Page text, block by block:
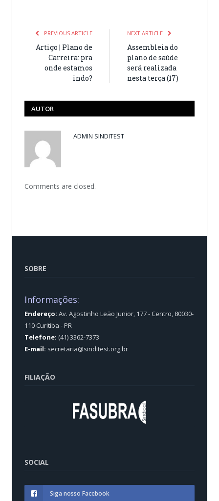
PREVIOUS ARTICLE
Artigo | Plano de
Carreira: pra
onde estamos
indo?
NEXT ARTICLE
Assembleia do
plano de saúde
será realizada
nesta terça (17)
AUTOR
ADMIN SINDITEST
Comments are closed.
SOBRE
Informações:
Endereço: Av. Agostinho Leão Junior, 177 - Centro, 80030-
110 Curitiba - PR
Telefone: (41) 3362-7373
E-mail: secretaria@sinditest.org.br
FILIAÇÃO
SOCIAL
Siga nosso Facebook